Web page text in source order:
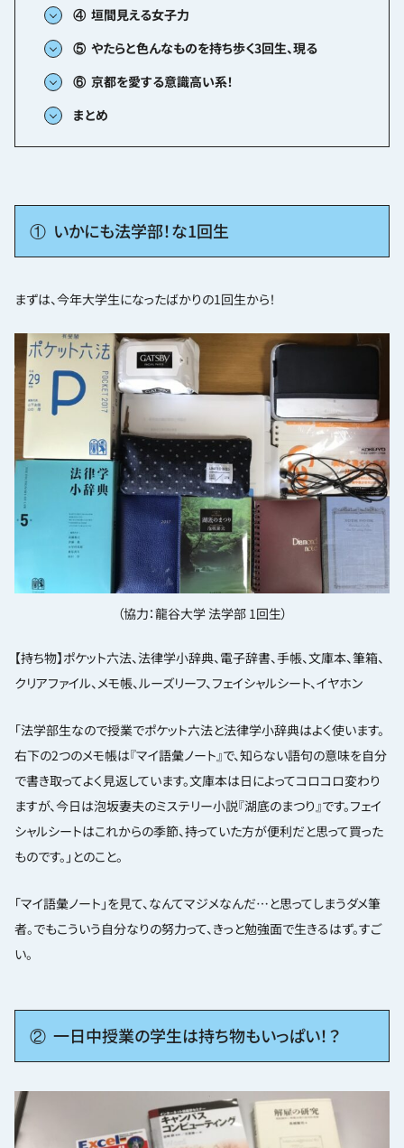
④ 垣間見える女子力
⑤ やたらと色んなものを持ち歩く3回生、現る
⑥ 京都を愛する意識高い系！
まとめ
① いかにも法学部！な1回生
まずは、今年大学生になったばかりの1回生から！
（協力：龍谷大学 法学部 1回生）
【持ち物】ポケット六法、法律学小辞典、電子辞書、手帳、文庫本、筆箱、
クリアファイル、メモ帳、ルーズリーフ、フェイシャルシート、イヤホン
「法学部生なので授業でポケット六法と法律学小辞典はよく使います。
右下の2つのメモ帳は『マイ語彙ノート』で、知らない語句の意味を自分
で書き取ってよく見返しています。文庫本は日によってコロコロ変わり
ますが、今日は泡坂妻夫のミステリー小説『湖底のまつり』です。フェイ
シャルシートはこれからの季節、持っていた方が便利だと思って買った
ものです。」とのこと。
「マイ語彙ノート」を見て、なんてマジメなんだ…と思ってしまうダメ筆
者。でもこういう自分なりの努力って、きっと勉強面で生きるはず。すご
い。
② 一日中授業の学生は持ち物もいっぱい！？